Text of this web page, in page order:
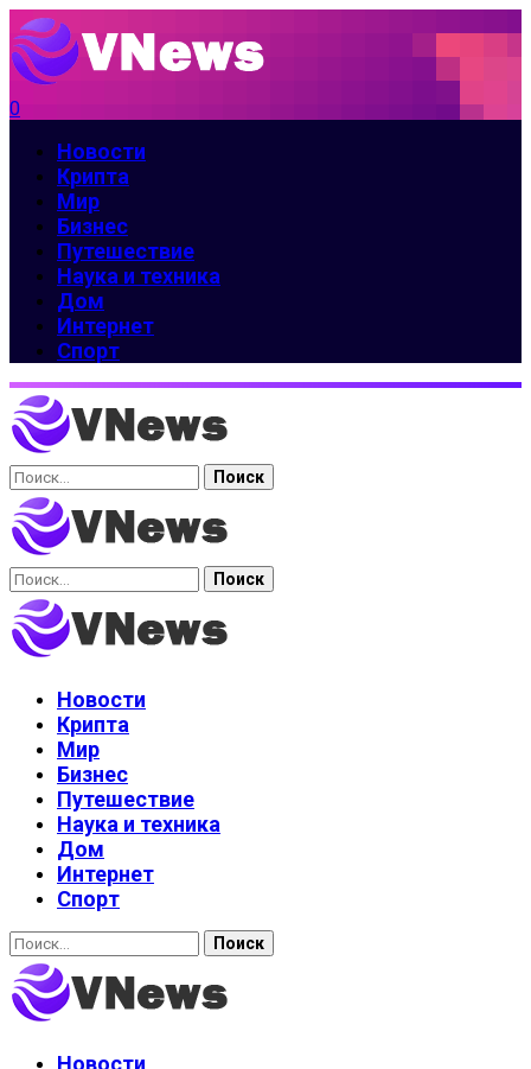
0
Новости
Крипта
Мир
Бизнес
Путешествие
Наука и техника
Дом
Интернет
Спорт
Найти:
Найти:
Новости
Крипта
Мир
Бизнес
Путешествие
Наука и техника
Дом
Интернет
Спорт
Найти:
Новости